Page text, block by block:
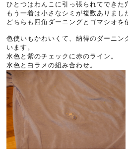
ひとつはわんこに引っ張られてできた
もう一着は小さなシミが複数ありまし
どちらも四角ダーニングとゴマシオを
色使いもかわいくて、納得のダーニン
います。
水色と紫のチェックに赤のライン。
水色と白ラメの組み合わせ。